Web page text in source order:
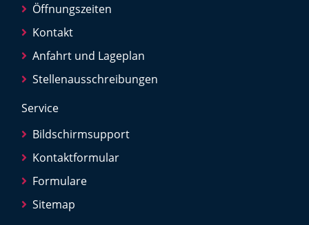
Öffnungszeiten
Kontakt
Anfahrt und Lageplan
Stellenausschreibungen
Service
Bildschirmsupport
Kontaktformular
Formulare
Sitemap